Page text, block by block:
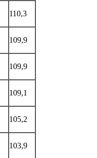
110,3
109,9
109,9
109,1
105,2
103,9